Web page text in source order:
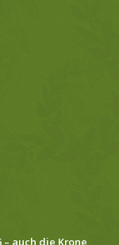
– auch die Krone